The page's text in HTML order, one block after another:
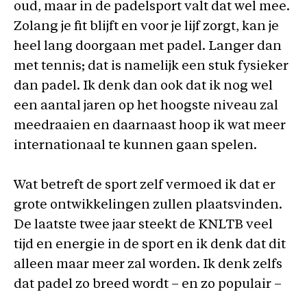
oud, maar in de padelsport valt dat wel mee.
Zolang je fit blijft en voor je lijf zorgt, kan je
heel lang doorgaan met padel. Langer dan
met tennis; dat is namelijk een stuk fysieker
dan padel. Ik denk dan ook dat ik nog wel
een aantal jaren op het hoogste niveau zal
meedraaien en daarnaast hoop ik wat meer
internationaal te kunnen gaan spelen.
Wat betreft de sport zelf vermoed ik dat er
grote ontwikkelingen zullen plaatsvinden.
De laatste twee jaar steekt de KNLTB veel
tijd en energie in de sport en ik denk dat dit
alleen maar meer zal worden. Ik denk zelfs
dat padel zo breed wordt – en zo populair –